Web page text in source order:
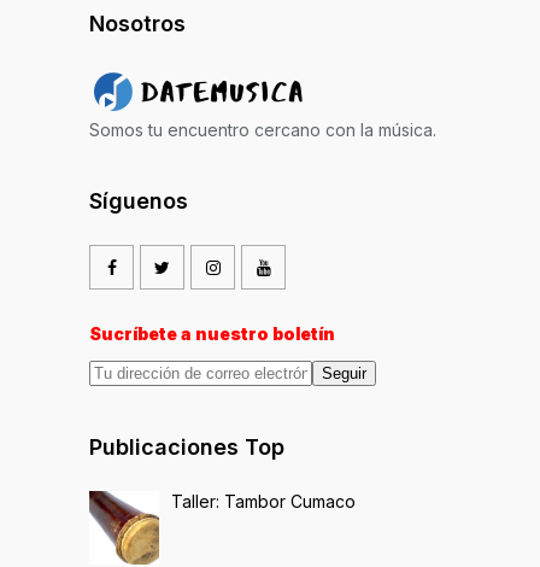
Nosotros
Somos tu encuentro cercano con la música.
Síguenos
Sucríbete a nuestro boletín
Seguir
Publicaciones Top
Taller: Tambor Cumaco